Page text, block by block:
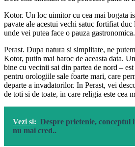
Kotor. Un loc uimitor cu cea mai bogata
pavate ale acestui vechi satuc fortifiat duc
unde vei putea face o pauza gastronomica.
Perast. Dupa natura si simplitate, ne
Kotor, putin mai baroc de aceasta data.
bine cu vecinii sai din partea de nord –
pentru orologiile sale foarte mari, care
departe a invadatorilor. In Perast, vei
de toti si de toate, in care religia este cea
Vezi si: Despre prietenie, conceptul
nu mai cred..